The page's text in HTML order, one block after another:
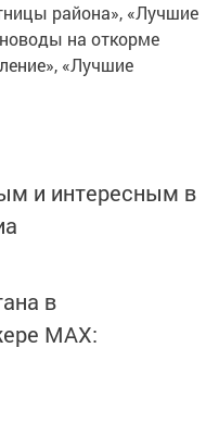
района», «Лучшие
на откорме
«Лучшие
и интересным в
в
MАХ: